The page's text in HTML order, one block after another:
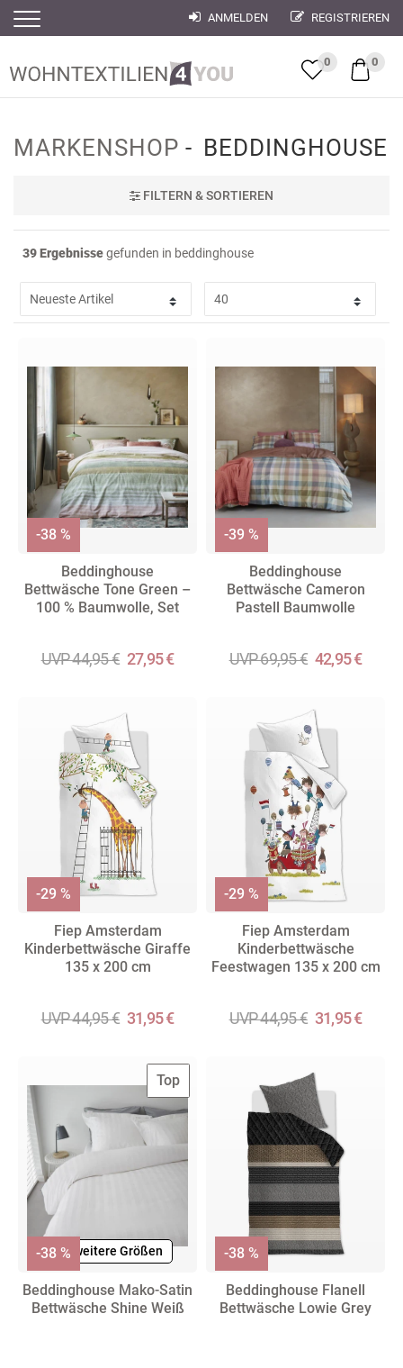
ANMELDEN REGISTRIEREN
0 0
MARKENSHOP BEDDINGHOUSE
FILTERN & SORTIEREN
39 Ergebnissegefunden in beddinghouse
Beddinghouse
Bettwäsche Tone Green –
100 % Baumwolle, Set
UVP 44,95 € 27,95 €
-38 %
Beddinghouse
Bettwäsche Cameron
Pastell Baumwolle
UVP 69,95 € 42,95 €
-39 %
Fiep Amsterdam
Kinderbettwäsche Giraffe
135 x 200 cm
UVP 44,95 € 31,95 €
-29 %
Fiep Amsterdam
Kinderbettwäsche
Feestwagen 135 x 200 cm
UVP 44,95 € 31,95 €
-29 %
Top
+ weitere Größen
Beddinghouse Mako-Satin
Bettwäsche Shine Weiß
-38 %
Beddinghouse Flanell
Bettwäsche Lowie Grey
-38 %
Filter
Filter